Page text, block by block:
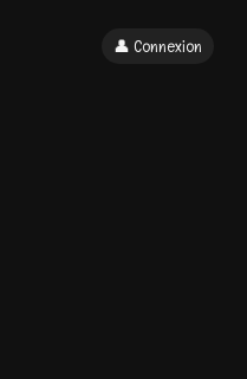
👤 Connexion